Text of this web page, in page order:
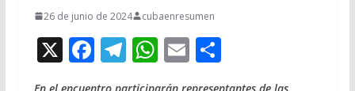
26 de junio de 2024 cubaenresumen
X F T
el
W
h
E C
En el encuentro participarán representantes de las